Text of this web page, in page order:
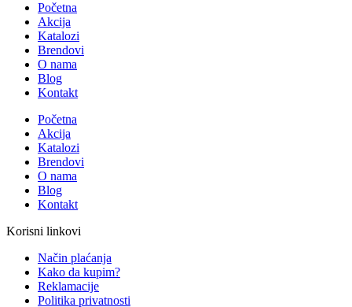
Početna
Akcija
Katalozi
Brendovi
O nama
Blog
Kontakt
Početna
Akcija
Katalozi
Brendovi
O nama
Blog
Kontakt
Korisni linkovi
Način plaćanja
Kako da kupim?
Reklamacije
Politika privatnosti